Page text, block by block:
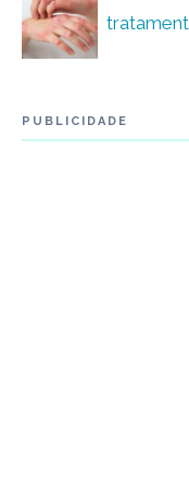
PUBLICIDADE